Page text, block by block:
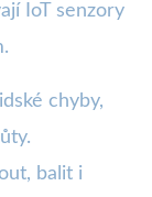
IoT senzory
chyby,
balit i